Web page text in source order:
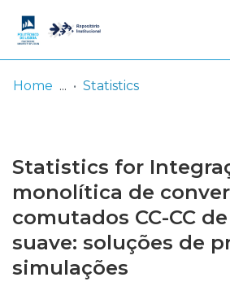
Browse repository
Entities
Log
In
Home Statistics
Statistics for
monolítica de
comutados CC-CC
suave: soluções de
simulações